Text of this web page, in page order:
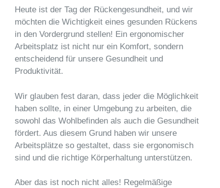
Heute ist der Tag der Rückengesundheit, und wir
möchten die Wichtigkeit eines gesunden Rückens
in den Vordergrund stellen! Ein ergonomischer
Arbeitsplatz ist nicht nur ein Komfort, sondern
entscheidend für unsere Gesundheit und
Produktivität.
Wir glauben fest daran, dass jeder die Möglichkeit
haben sollte, in einer Umgebung zu arbeiten, die
sowohl das Wohlbefinden als auch die Gesundheit
fördert. Aus diesem Grund haben wir unsere
Arbeitsplätze so gestaltet, dass sie ergonomisch
sind und die richtige Körperhaltung unterstützen.
Aber das ist noch nicht alles! Regelmäßige